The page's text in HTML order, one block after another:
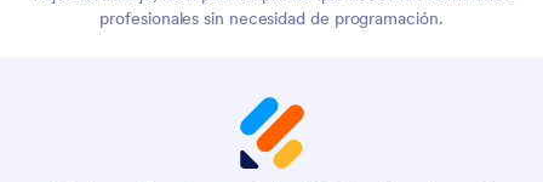
profesionales sin necesidad de programación.